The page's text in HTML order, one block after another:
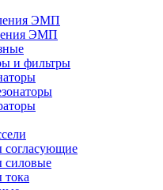
ЭМП
ЭМП
и фильтры
согласующие
силовые
тока